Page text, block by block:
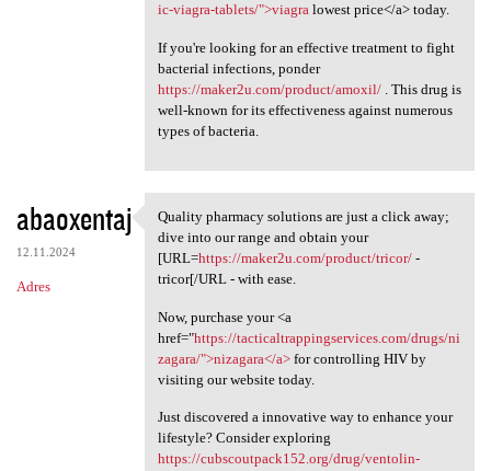
ic-viagra-tablets/">viagralowest price</a> today.
If you're looking for an effective treatment to fight
bacterial infections, ponder
https://maker2u.com/product/amoxil/. This drug is
well-known for its effectiveness against numerous
types of bacteria.
abaoxentaj
12.11.2024
Adres
Quality pharmacy solutions
Quality pharmacy solutions are just a click away;
dive into our range and obtain your
[URL=https://maker2u.com/product/tricor/-
tricor[/URL - with ease.
Now, purchase your <a
href="https://tacticaltrappingservices.com/drugs/ni
zagara/">nizagara</a>for controlling HIV by
visiting our website today.
Just discovered a innovative way to enhance your
lifestyle? Consider exploring
https://cubscoutpack152.org/drug/ventolin-